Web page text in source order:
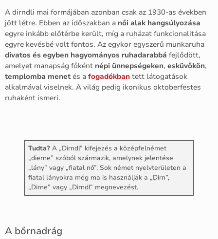
A dirndli mai formájában azonban csak az 1930-as években
jött létre. Ebben az időszakban a női alak hangsúlyozása
egyre inkább előtérbe került, míg a ruházat funkcionalitása
egyre kevésbé volt fontos. Az egykor egyszerű munkaruha
divatos és egyben hagyományos ruhadarabbá fejlődött,
amelyet manapság főként népi ünnepségeken, esküvőkön,
templomba menet és a fogadókban tett látogatások
alkalmával viselnek. A világ pedig ikonikus oktoberfestes
ruhaként ismeri.
Tudta?A „Dirndl” kifejezés a középfelnémet
„dierne” szóból származik, amelynek jelentése
„lány” vagy „fiatal nő”. Sok német nyelvterületen a
fiatal lányokra még ma is használják a „Dirn”,
„Dirne” vagy „Dirndl” megnevezést.
A bőrnadrág